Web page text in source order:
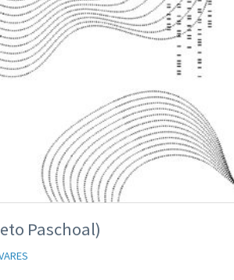
Paschoal)